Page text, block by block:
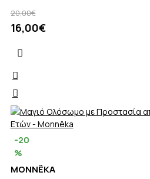
20,00€
16,00€
-20
%
MONNËKA